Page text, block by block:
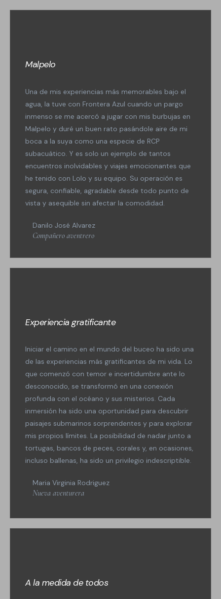
Malpelo
Una de mis experiencias más memorables bajo el
agua, la tuve con Frontera Azul cuando un pargo
inmenso se me acercó a jugar con mis burbujas en
Malpelo y duré un buen rato pasándole aire de mi
boca a la suya como una especie de RCP
subacuático. Y es solo un ejemplo de tantos
encuentros inolvidables y viajes emocionantes que
he tenido con Lolo y su equipo. Su operación es
segura, confiable, agradable desde todo punto de
vista y asequible sin afectar la comodidad.
Danilo José Alvarez
Compañero aventrero
Experiencia gratificante
Iniciar el camino en el mundo del buceo ha sido una
de las experiencias más gratificantes de mi vida. Lo
que comenzó con temor e incertidumbre ante lo
desconocido, se transformó en una conexión
profunda con el océano y sus misterios. Cada
inmersión ha sido una oportunidad para descubrir
paisajes submarinos sorprendentes y para explorar
mis propios límites. La posibilidad de nadar junto a
tortugas, bancos de peces, corales y, en ocasiones,
incluso ballenas, ha sido un privilegio indescriptible.
Maria Virginia Rodriguez
Nueva aventurera
A la medida de todos